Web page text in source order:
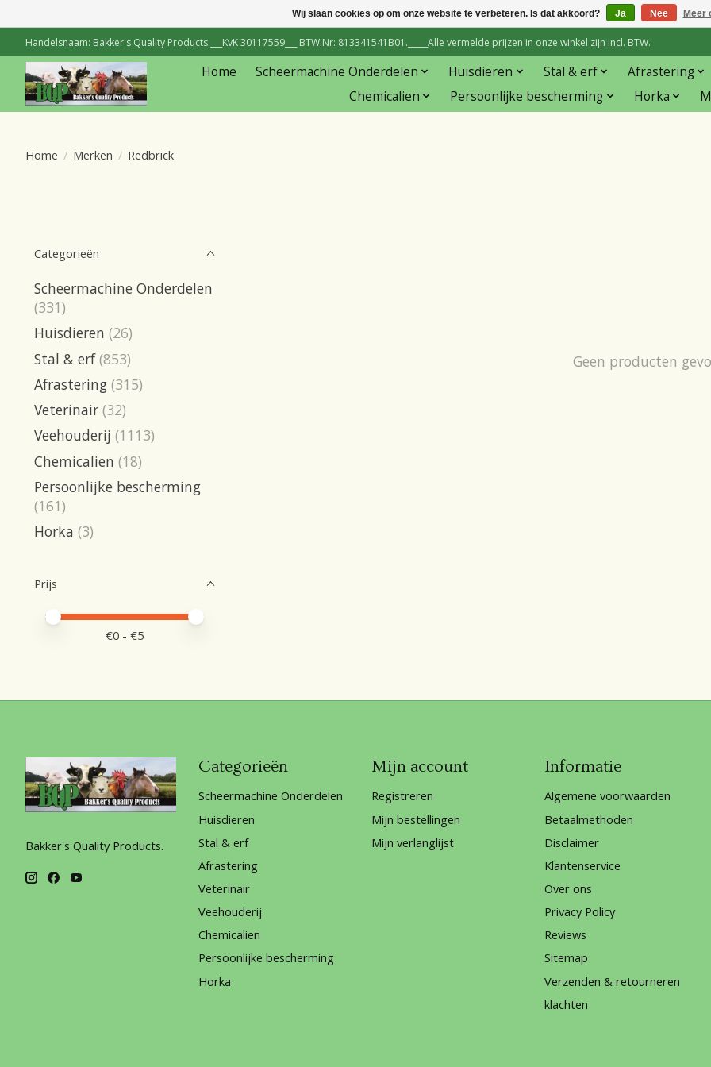
Handelsnaam: Bakker's Quality Products.___KvK 30117559___ BTW.Nr: 813341541B01._____Alle vermelde prijzen in onze winkel zijn incl. BTW.
Home Scheermachine Onderdelen Huisdieren Stal & erf Afrastering
Chemicalien
Persoonlijke bescherming Horka
Home / Merken / Redbrick
Categorieën
Scheermachine Onderdelen
(331)
Huisdieren (26)
Stal & erf (853)
Afrastering (315)
Veterinair (32)
Veehouderij (1113)
Chemicalien (18)
Persoonlijke bescherming
(161)
Horka (3)
Prijs
Minimale prijswaarde
Price maximum value
€0 - €5
Geen producten
Bakker's Quality Products.
Categorieën
Scheermachine Onderdelen
Huisdieren
Stal & erf
Afrastering
Veterinair
Veehouderij
Chemicalien
Persoonlijke bescherming
Horka
Mijn account
Registreren
Mijn bestellingen
Mijn verlanglijst
Informatie
Algemene voorwaarden
Betaalmethoden
Disclaimer
Klantenservice
Over ons
Privacy Policy
Reviews
Sitemap
Verzenden & retourneren
klachten
Wij slaan cookies op om onze website te verbeteren. Is dat akkoord? Ja Nee Meer